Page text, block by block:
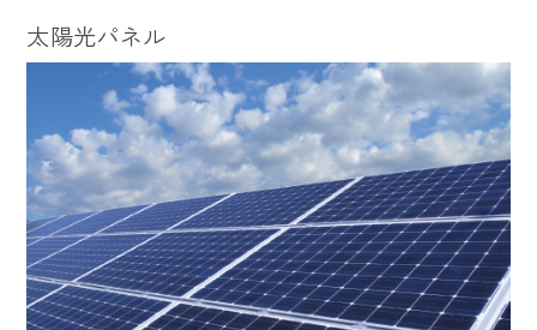
太陽光パネル